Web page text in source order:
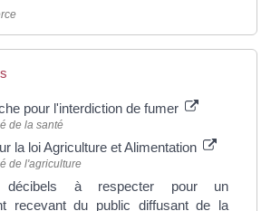
pour l'interdiction de fumer
de la santé
la loi Agriculture et Alimentation
de l'agriculture
à respecter pour un
recevant du public diffusant de la